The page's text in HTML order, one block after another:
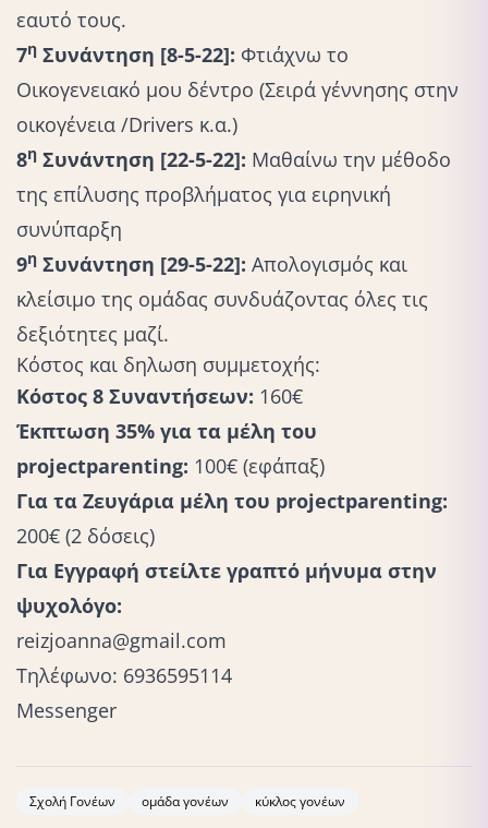
εαυτό τους.
7η Συνάντηση [8-5-22]: Φτιάχνω το
Οικογενειακό μου δέντρο (Σειρά γέννησης στην
οικογένεια /Drivers κ.α.)
8η Συνάντηση [22-5-22]: Μαθαίνω την μέθοδο
της επίλυσης προβλήματος για ειρηνική
συνύπαρξη
9η Συνάντηση [29-5-22]: Απολογισμός και
κλείσιμο της ομάδας συνδυάζοντας όλες τις
δεξιότητες μαζί.
Κόστος και δηλωση συμμετοχής:
Κόστος 8 Συναντήσεων: 160€
Έκπτωση 35% για τα μέλη του
projectparenting: 100€ (εφάπαξ)
Για τα Ζευγάρια μέλη του projectparenting:
200€ (2 δόσεις)
Για Εγγραφή στείλτε γραπτό μήνυμα στην
ψυχολόγο:
reizjoanna@gmail.com
Τηλέφωνο: 6936595114
Messenger
Σχολή Γονέων ομάδα γονέων κύκλος γονέων